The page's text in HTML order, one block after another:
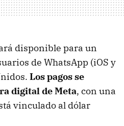
disponible para un
de WhatsApp (iOS y
Los pagos se
digital de Meta, con una
vinculado al dólar